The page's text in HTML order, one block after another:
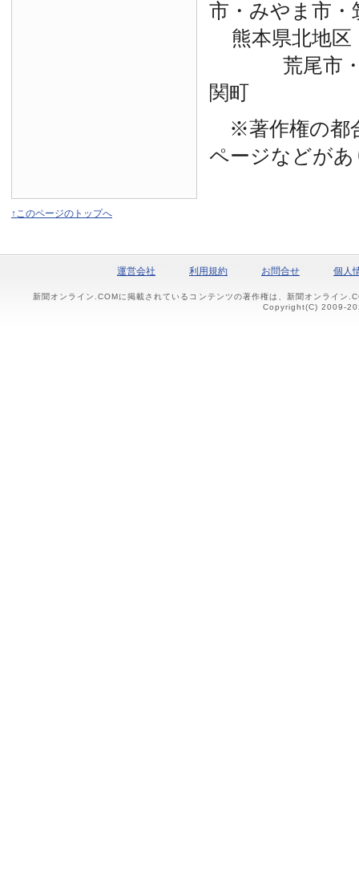
市・みやま市・
熊本県北地区
荒尾市・玉
関町
※著作権の都
ページなどが
↑このページのトップへ
運営会社 利用規約 お問合せ 個人
新聞オンライン.COMに掲載されているコンテンツの著作権は、新聞オンライン
Copyright(C) 2009-